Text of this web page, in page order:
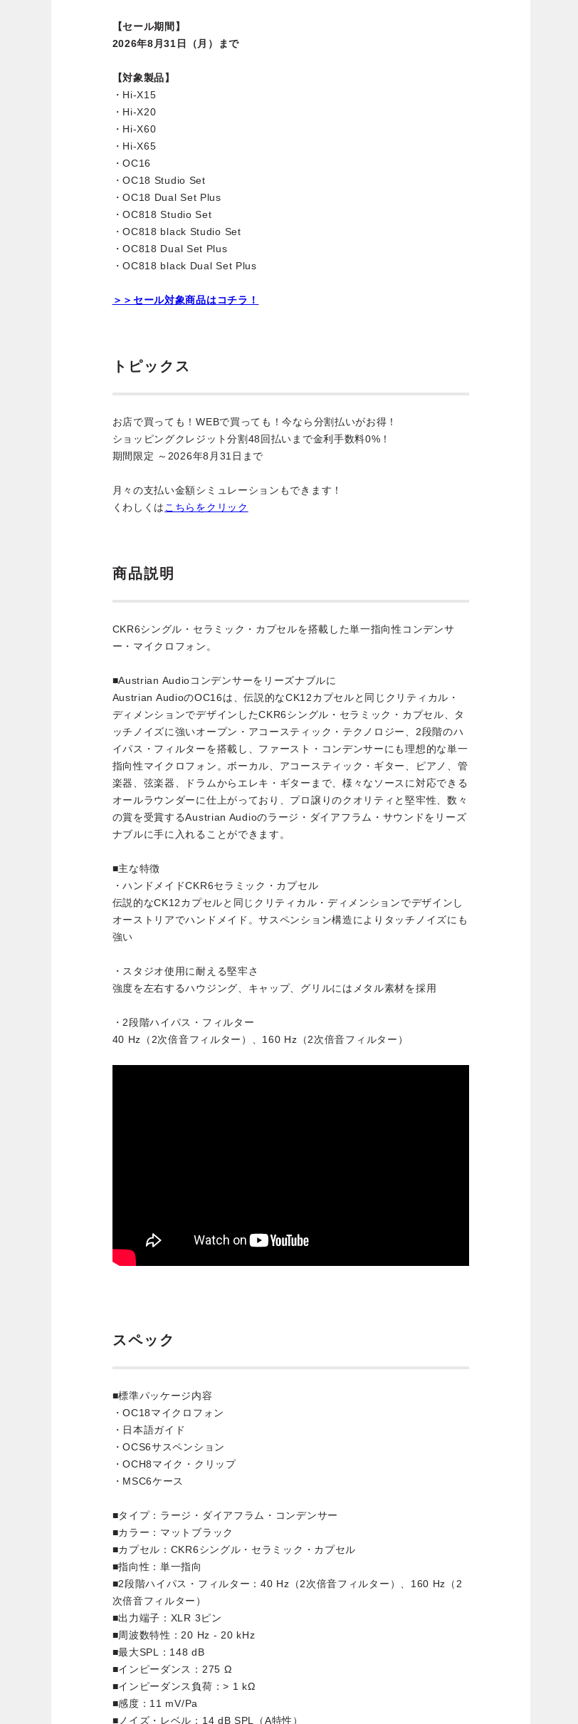
【セール期間】
2026年8月31日（月）まで
【対象製品】
・Hi-X15
・Hi-X20
・Hi-X60
・Hi-X65
・OC16
・OC18 Studio Set
・OC18 Dual Set Plus
・OC818 Studio Set
・OC818 black Studio Set
・OC818 Dual Set Plus
・OC818 black Dual Set Plus
＞＞セール対象商品はコチラ！
トピックス
お店で買っても！WEBで買っても！今なら分割払いがお得！
ショッピングクレジット分割48回払いまで金利手数料0%！
期間限定 ～2026年8月31日まで
月々の支払い金額シミュレーションもできます！
くわしくは こちらをクリック
商品説明
CKR6シングル・セラミック・カプセルを搭載した単一指向性コンデンサ
ー・マイクロフォン。
■Austrian Audioコンデンサーをリーズナブルに
Austrian AudioのOC16は、伝説的なCK12カプセルと同じクリティカル・
ディメンションでデザインしたCKR6シングル・セラミック・カプセル、タ
ッチノイズに強いオープン・アコースティック・テクノロジー、2段階のハ
イパス・フィルターを搭載し、ファースト・コンデンサーにも理想的な単一
指向性マイクロフォン。ボーカル、アコースティック・ギター、ピアノ、管
楽器、弦楽器、ドラムからエレキ・ギターまで、様々なソースに対応できる
オールラウンダーに仕上がっており、プロ譲りのクオリティと堅牢性、数々
の賞を受賞するAustrian Audioのラージ・ダイアフラム・サウンドをリーズ
ナブルに手に入れることができます。
■主な特徴
・ハンドメイドCKR6セラミック・カプセル
伝説的なCK12カプセルと同じクリティカル・ディメンションでデザインし
オーストリアでハンドメイド。サスペンション構造によりタッチノイズにも
強い
・スタジオ使用に耐える堅牢さ
強度を左右するハウジング、キャップ、グリルにはメタル素材を採用
・2段階ハイパス・フィルター
40 Hz（2次倍音フィルター）、160 Hz（2次倍音フィルター）
スペック
■標準パッケージ内容
・OC18マイクロフォン
・日本語ガイド
・OCS6サスペンション
・OCH8マイク・クリップ
・MSC6ケース
■タイプ：ラージ・ダイアフラム・コンデンサー
■カラー：マットブラック
■カプセル：CKR6シングル・セラミック・カプセル
■指向性：単一指向
■2段階ハイパス・フィルター：40 Hz（2次倍音フィルター）、160 Hz（2
次倍音フィルター）
■出力端子：XLR 3ピン
■周波数特性：20 Hz - 20 kHz
■最大SPL：148 dB
■インピーダンス：275 Ω
■インピーダンス負荷：> 1 kΩ
■感度：11 mV/Pa
■ノイズ・レベル：14 dB SPL（A特性）